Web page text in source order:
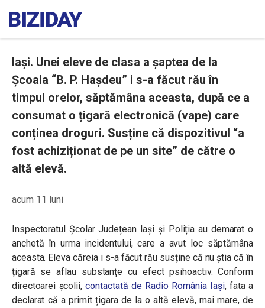
Iași. Unei eleve de clasa a șaptea de la
Școala “B. P. Hașdeu” i s-a făcut rău în
timpul orelor, săptămâna aceasta, după ce a
consumat o țigară electronică (vape) care
conținea droguri. Susține că dispozitivul “a
fost achiziționat de pe un site” de către o
altă elevă.
acum 11 luni
Inspectoratul Școlar Județean Iași și Poliția au demarat o
anchetă în urma incidentului, care a avut loc săptămâna
aceasta. Eleva căreia i s-a făcut rău susține că nu știa că în
țigară se aflau substanțe cu efect psihoactiv. Conform
directoarei școlii,contactată de Radio România Iași, fata a
declarat că a primit țigara de la o altă elevă, mai mare, de